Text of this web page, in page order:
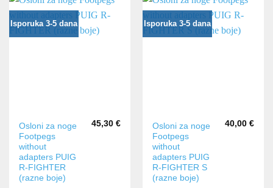
Isporuka 3-5 dana
Osloni za noge
Footpegs
without
adapters PUIG
R-FIGHTER
(razne boje)
45,30 €
Ovaj
proizvod
ima
više
varijanti.
Isporuka 3-5 dana
Osloni za noge
Footpegs
without
adapters PUIG
R-FIGHTER S
(razne boje)
40,00 €
Ovaj
proizvod
ima
više
varijanti.